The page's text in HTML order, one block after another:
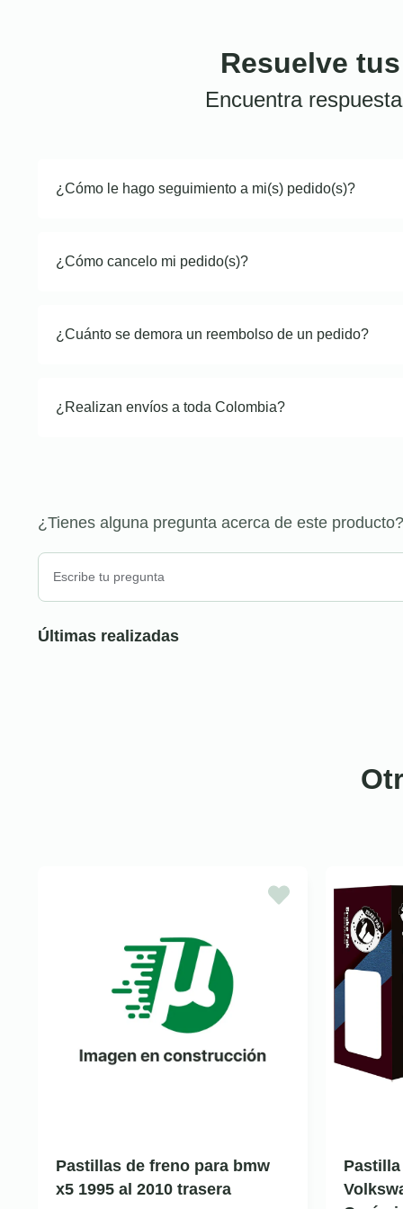
Resuelve
Encuentra
¿Cómo le hago seguimiento a mi(s) pedido(s)?
¿Cómo cancelo mi pedido(s)?
¿Cuánto se demora un reembolso de un pedido?
¿Realizan envíos a toda Colombia?
¿Tienes alguna pregunta acerca de este producto?
Últimas realizadas
Pastillas de freno para bmw
x5 1995 al 2010 trasera